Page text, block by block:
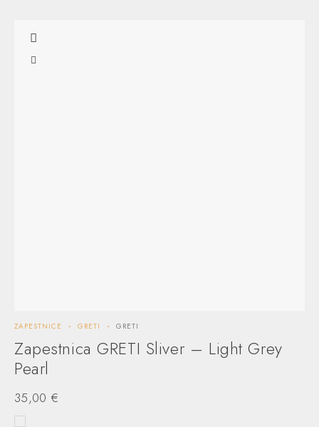
ZAPESTNICE GRETI GRETI
Zapestnica GRETI Sliver – Light Grey
Pearl
35,00 €